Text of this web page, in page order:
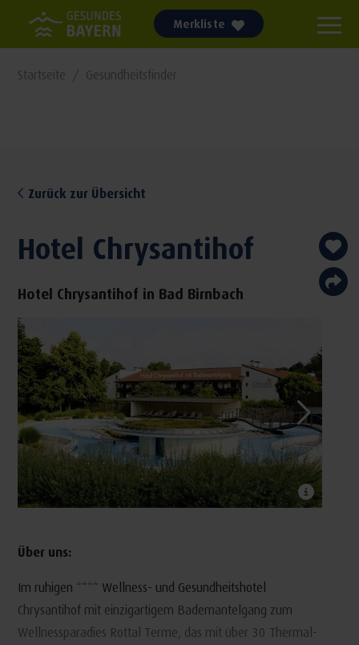
Merkliste
Startseite Gesundheitsfinder
Zurück zur Übersicht
Hotel Chrysantihof
Hotel Chrysantihof in Bad Birnbach
Über uns:
Im ruhigen **** Wellness- und Gesundheitshotel
Chrysantihof mit einzigartigem Bademantelgang zum
Wellnessparadies Rottal Terme, das mit über 30 Thermal-